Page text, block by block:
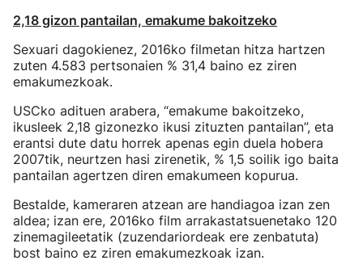
2,18 gizon pantailan, emakume bakoitzeko
Sexuari dagokienez, 2016ko filmetan hitza hartzen
zuten 4.583 pertsonaien % 31,4 baino ez ziren
emakumezkoak.
USCko adituen arabera, “emakume bakoitzeko,
ikusleek 2,18 gizonezko ikusi zituzten pantailan”, eta
erantsi dute datu horrek apenas egin duela hobera
2007tik, neurtzen hasi zirenetik, % 1,5 soilik igo baita
pantailan agertzen diren emakumeen kopurua.
Bestalde, kameraren atzean are handiagoa izan zen
aldea; izan ere, 2016ko film arrakastatsuenetako 120
zinemagileetatik (zuzendariordeak ere zenbatuta)
bost baino ez ziren emakumezkoak izan.